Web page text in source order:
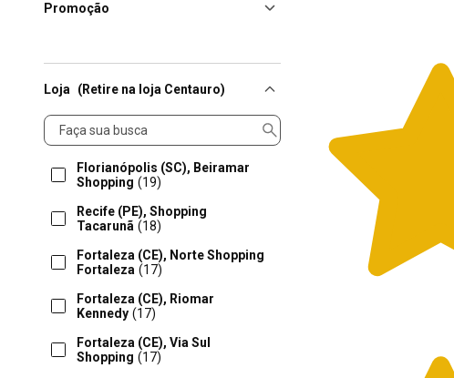
Promoção
Loja (Retire na loja Centauro)
Loja
Florianópolis (SC), Beiramar
Shopping (19)
Recife (PE), Shopping
Tacarunã (18)
Fortaleza (CE), Norte Shopping
Fortaleza (17)
Fortaleza (CE), Riomar
Kennedy (17)
Fortaleza (CE), Via Sul
Shopping (17)